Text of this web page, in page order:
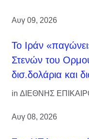
Αυγ 09, 2026
Το Ιράν
Στενών του
δισ.δολάρια και
in ΔΙΕΘΝΗΣ
Αυγ 08, 2026